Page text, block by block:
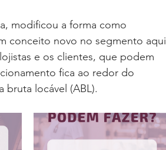
modificou a forma como
conceito novo no segmento aqui
e os clientes, que podem
fica ao redor do
bruta locável (ABL).